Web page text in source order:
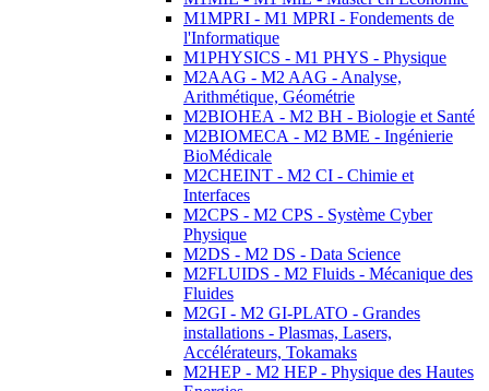
M1MPRI - M1 MPRI - Fondements de
l'Informatique
M1PHYSICS - M1 PHYS - Physique
M2AAG - M2 AAG - Analyse,
Arithmétique, Géométrie
M2BIOHEA - M2 BH - Biologie et Santé
M2BIOMECA - M2 BME - Ingénierie
BioMédicale
M2CHEINT - M2 CI - Chimie et
Interfaces
M2CPS - M2 CPS - Système Cyber
Physique
M2DS - M2 DS - Data Science
M2FLUIDS - M2 Fluids - Mécanique des
Fluides
M2GI - M2 GI-PLATO - Grandes
installations - Plasmas, Lasers,
Accélérateurs, Tokamaks
M2HEP - M2 HEP - Physique des Hautes